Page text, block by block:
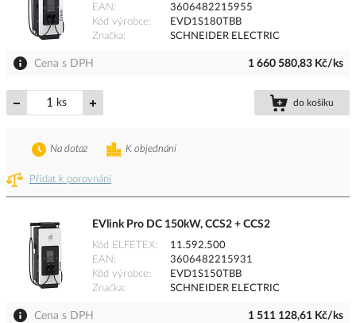
EAN
3606482215955
Kód výrobce
EVD1S180TBB
Značka
SCHNEIDER ELECTRIC
Cena s DPH 1 660 580,83 Kč/ks
ks do košíku
Přidat k porovnání
K objednání
Na dotaz
EVlink Pro DC 150kW, CCS2 + CCS2
Kód ELFETEX
11.592.500
EAN
3606482215931
Kód výrobce
EVD1S150TBB
Značka
SCHNEIDER ELECTRIC
Cena s DPH 1 511 128,61 Kč/ks